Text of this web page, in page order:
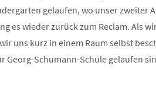
gelaufen, wo unser zweiter
es wieder zurück zum Reclam. Als
uns kurz in einem Raum selbst
Georg-Schumann-Schule gelaufen